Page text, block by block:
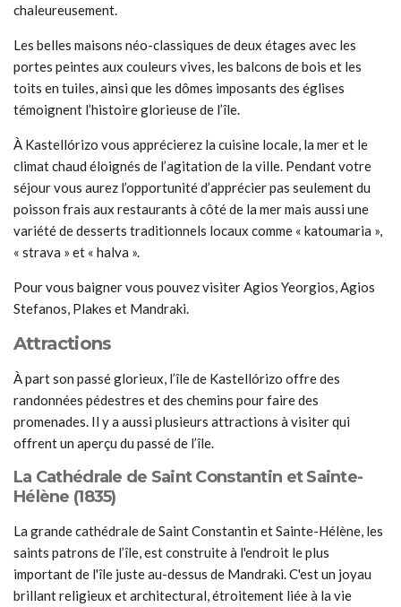
chaleureusement.
Les belles maisons néo-classiques de deux étages avec les
portes peintes aux couleurs vives, les balcons de bois et les
toits en tuiles, ainsi que les dômes imposants des églises
témoignent l’histoire glorieuse de l’île.
À Kastellórizo vous apprécierez la cuisine locale, la mer et le
climat chaud éloignés de l’agitation de la ville. Pendant votre
séjour vous aurez l’opportunité d’apprécier pas seulement du
poisson frais aux restaurants à côté de la mer mais aussi une
variété de desserts traditionnels locaux comme « katoumaria »,
« strava » et « halva ».
Pour vous baigner vous pouvez visiter Agios Yeorgios, Agios
Stefanos, Plakes et Mandraki.
Attractions
À part son passé glorieux, l’île de Kastellórizo offre des
randonnées pédestres et des chemins pour faire des
promenades. Il y a aussi plusieurs attractions à visiter qui
offrent un aperçu du passé de l’île.
La Cathédrale de Saint Constantin et Sainte-
Hélène (1835)
La grande cathédrale de Saint Constantin et Sainte-Hélène, les
saints patrons de l’île, est construite à l'endroit le plus
important de l'île juste au-dessus de Mandraki. C'est un joyau
brillant religieux et architectural, étroitement liée à la vie